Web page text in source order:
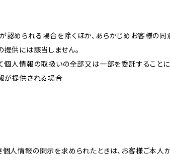
認められる場合を除くほか、あらかじめお客様の
供には該当しません。
個人情報の取扱いの全部又は一部を委託すること
が提供される場合
人情報の開示を求められたときは、お客様ご本人